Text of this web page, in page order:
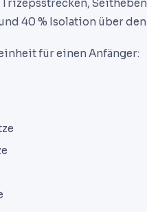
40 % Isolation über den
für einen Anfänger: